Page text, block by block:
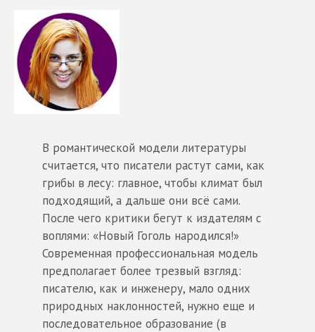
В романтической модели литературы
считается, что писатели растут сами, как
грибы в лесу: главное, чтобы климат был
подходящий, а дальше они всё сами.
После чего критики бегут к издателям с
воплями: «Новый Гоголь народился!»
Современная профессиональная модель
предполагает более трезвый взгляд:
писателю, как и инженеру, мало одних
природных наклонностей, нужно еще и
последовательное образование (в